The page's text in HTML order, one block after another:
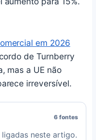
em 2026
de Turnberry
mas a UE não
irreversível.
6 fontes
neste artigo.